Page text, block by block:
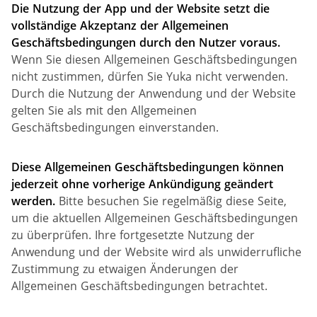
Die Nutzung der App und der Website setzt die
vollständige Akzeptanz der Allgemeinen
Geschäftsbedingungen durch den Nutzer voraus.
Wenn Sie diesen Allgemeinen Geschäftsbedingungen
nicht zustimmen, dürfen Sie Yuka nicht verwenden.
Durch die Nutzung der Anwendung und der Website
gelten Sie als mit den Allgemeinen
Geschäftsbedingungen einverstanden.
Diese Allgemeinen Geschäftsbedingungen können
jederzeit ohne vorherige Ankündigung geändert
werden. Bitte besuchen Sie regelmäßig diese Seite,
um die aktuellen Allgemeinen Geschäftsbedingungen
zu überprüfen. Ihre fortgesetzte Nutzung der
Anwendung und der Website wird als unwiderrufliche
Zustimmung zu etwaigen Änderungen der
Allgemeinen Geschäftsbedingungen betrachtet.